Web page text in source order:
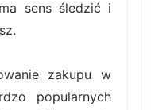
sens śledzić i
zakupu w
popularnych